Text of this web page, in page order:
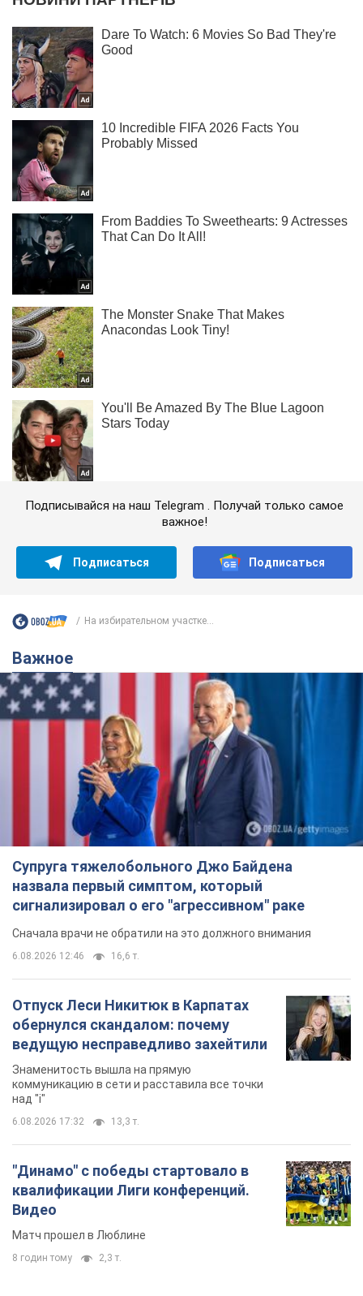
Подписывайся на наш Telegram . Получай только самое
важное!
Подписаться Подписаться
На избирательном участке...
Важное
Супруга тяжелобольного Джо Байдена
назвала первый симптом, который
сигнализировал о его "агрессивном" раке
Сначала врачи не обратили на это должного внимания
6.08.2026 12:46 16,6 т.
Отпуск Леси Никитюк в Карпатах
обернулся скандалом: почему
ведущую несправедливо захейтили
Знаменитость вышла на прямую
коммуникацию в сети и расставила все точки
над "i"
6.08.2026 17:32 13,3 т.
"Динамо" с победы стартовало в
квалификации Лиги конференций.
Видео
Матч прошел в Люблине
8 годин тому 2,3 т.